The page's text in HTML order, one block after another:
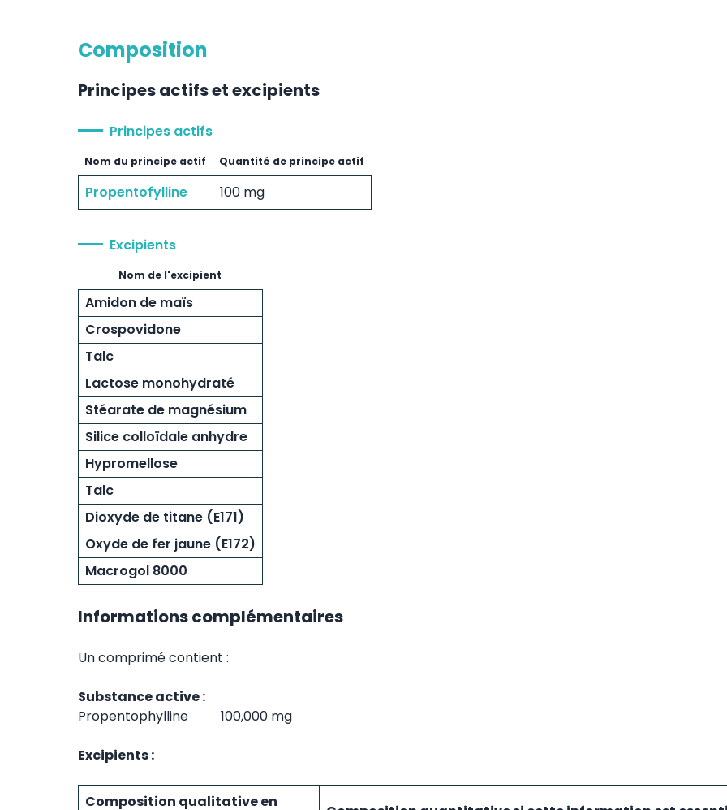
Composition
Principes actifs et excipients
Principes actifs
Nom du principe actif Quantité de principe actif
Propentofylline 100 mg
Excipients
Nom de l'excipient
Amidon de maïs
Crospovidone
Talc
Lactose monohydraté
Stéarate de magnésium
Silice colloïdale anhydre
Hypromellose
Talc
Dioxyde de titane (E171)
Oxyde de fer jaune (E172)
Macrogol 8000
Informations complémentaires
Un comprimé contient :
Substance active :
Propentophylline 100,000 mg
Excipients :
Composition qualitative en